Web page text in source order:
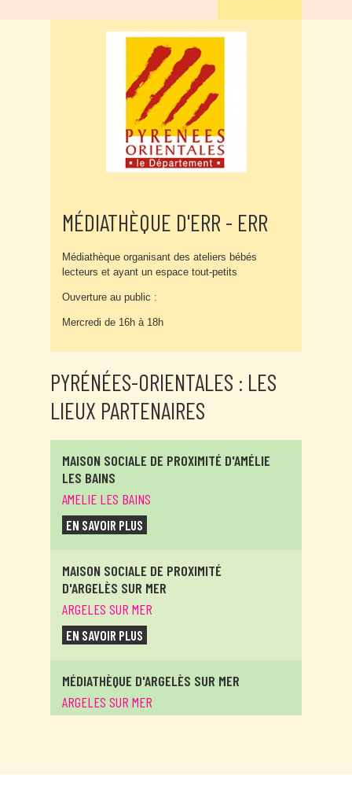
MÉDIATHÈQUE D'ERR - ERR
Médiathèque organisant des ateliers bébés
lecteurs et ayant un espace tout-petits
Ouverture au public :
Mercredi de 16h à 18h
PYRÉNÉES-ORIENTALES : LES
LIEUX PARTENAIRES
MAISON SOCIALE DE PROXIMITÉ D'AMÉLIE
LES BAINS
AMELIE LES BAINS
EN SAVOIR PLUS
MAISON SOCIALE DE PROXIMITÉ
D'ARGELÈS SUR MER
ARGELES SUR MER
EN SAVOIR PLUS
MÉDIATHÈQUE D'ARGELÈS SUR MER
ARGELES SUR MER
MAISON SOCIALE DE PROXIMITÉ D'ARLES